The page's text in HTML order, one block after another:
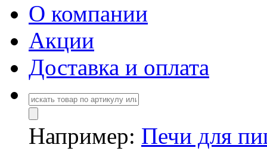
О компании
Акции
Доставка и оплата
Например: Печи для